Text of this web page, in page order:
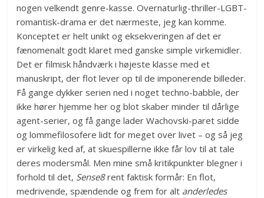
nogen velkendt genre-kasse. Overnaturlig-thriller-LGBT-
romantisk-drama er det nærmeste, jeg kan komme.
Konceptet er helt unikt og eksekveringen af det er
fænomenalt godt klaret med ganske simple virkemidler.
Det er filmisk håndværk i højeste klasse med et
manuskript, der flot lever op til de imponerende billeder.
Få gange dykker serien ned i noget techno-babble, der
ikke hører hjemme her og blot skaber minder til dårlige
agent-serier, og få gange lader Wachovski-paret sidde
og lommefilosofere lidt for meget over livet – og så jeg
er virkelig ked af, at skuespillerne ikke får lov til at tale
deres modersmål. Men mine små kritikpunkter blegner i
forhold til det, Sense8rent faktisk formår: En flot,
medrivende, spændende og frem for alt anderledes